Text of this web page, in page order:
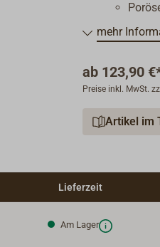
mehr
ab 123,90
Preise inkl. MwSt.
Artikel im
Lieferzeit
Am Lager